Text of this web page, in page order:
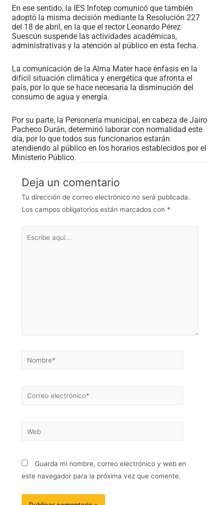
En ese sentido, la IES Infotep comunicó que también
adoptó la misma decisión mediante la Resolución 227
del 18 de abril, en la que el rector Leonardo Pérez
Suescún suspende las actividades académicas,
administrativas y la atención al público en esta fecha.
La comunicación de la Alma Mater hace énfasis en la
difícil situación climática y energética que afronta el
país, por lo que se hace necesaria la disminución del
consumo de agua y energía.
Por su parte, la Personería municipal, en cabeza de Jairo
Pacheco Durán, determinó laborar con normalidad este
día, por lo que todos sus funcionarios estarán
atendiendo al público en los horarios establecidos por el
Ministerio Público.
Deja un comentario
Tu dirección de correo electrónico no será publicada.
Los campos obligatorios están marcados con *
Guarda mi nombre, correo electrónico y web en
este navegador para la próxima vez que comente.